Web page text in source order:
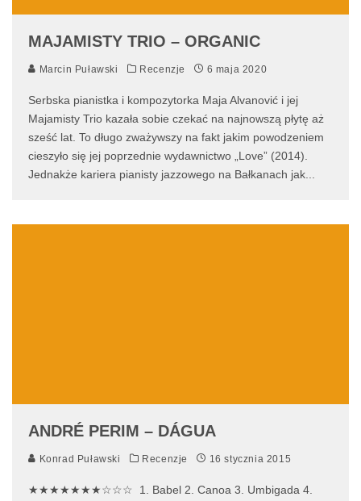
MAJAMISTY TRIO – ORGANIC
Marcin Puławski Recenzje 6 maja 2020
Serbska pianistka i kompozytorka Maja Alvanović i jej
Majamisty Trio kazała sobie czekać na najnowszą płytę aż
sześć lat. To długo zważywszy na fakt jakim powodzeniem
cieszyło się jej poprzednie wydawnictwo „Love” (2014).
Jednakże kariera pianisty jazzowego na Bałkanach jak...
ANDRÉ PERIM – DÁGUA
Konrad Puławski Recenzje 16 stycznia 2015
★★★★★★★☆☆☆ 1. Babel 2. Canoa 3. Umbigada 4.